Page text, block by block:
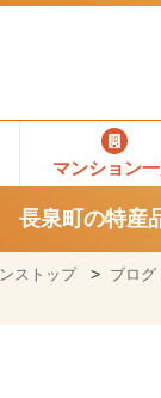
マンション
長泉町の特産
ストップ ブログ